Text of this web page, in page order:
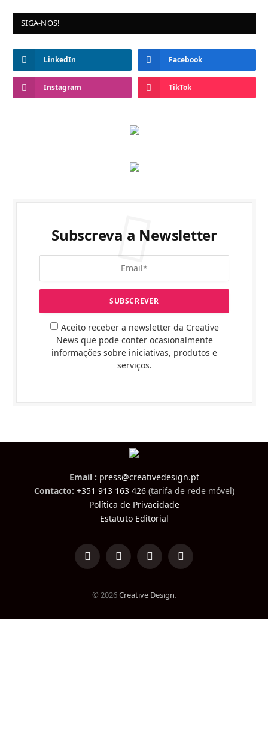
SIGA-NOS!
LinkedIn Facebook
Instagram TikTok
Subscreva a Newsletter
Aceito receber a newsletter da Creative
News que pode conter ocasionalmente
informações sobre iniciativas, produtos e
serviços.
Email : press@creativedesign.pt
Contacto: +351 913 163 426(tarifa de rede móvel)
Política de Privacidade
Estatuto Editorial
LinkedInFacebookInstagramTikTok
© 2026Creative Design.